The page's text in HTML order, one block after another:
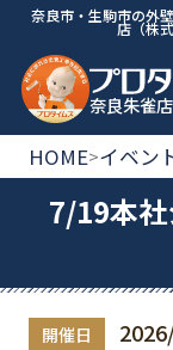
奈良市・生駒市の外
店（株
奈良朱雀
HOME>イベン
7/19本
開催日